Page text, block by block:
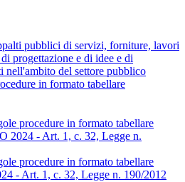
pubblici di servizi, forniture, lavori
progettazione e di idee e di
nell'ambito del settore pubblico
in formato tabellare
procedure in formato tabellare
2024 - Art. 1, c. 32, Legge n.
procedure in formato tabellare
- Art. 1, c. 32, Legge n. 190/2012